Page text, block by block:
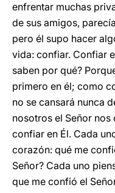
enfrentar muchas
de sus amigos,
pero él supo hacer
vida: confiar. Confiar
saben por qué?
primero en él; como
no se cansará nunca
nosotros el Señor
confiar en Él. Cada
corazón: qué me
Señor? Cada uno
que me confió el